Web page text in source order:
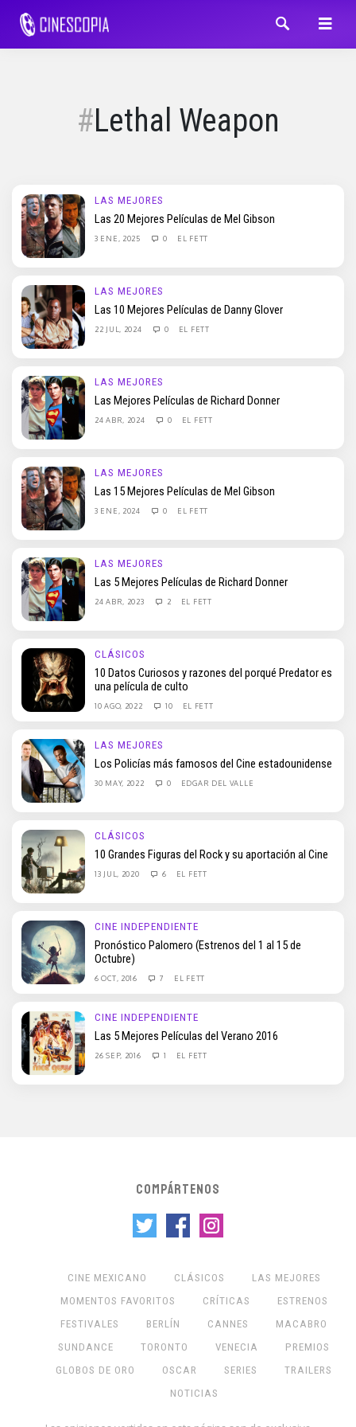
Lethal Weapon
LAS MEJORES
Las 20 Mejores Películas de Mel Gibson
3 ENE, 2025 0 EL FETT
LAS MEJORES
Las 10 Mejores Películas de Danny Glover
22 JUL, 2024 0 EL FETT
LAS MEJORES
Las Mejores Películas de Richard Donner
24 ABR, 2024 0 EL FETT
LAS MEJORES
Las 15 Mejores Películas de Mel Gibson
3 ENE, 2024 0 EL FETT
LAS MEJORES
Las 5 Mejores Películas de Richard Donner
24 ABR, 2023 2 EL FETT
CLÁSICOS
10 Datos Curiosos y razones del porqué Predator es
una película de culto
10 AGO, 2022 10 EL FETT
LAS MEJORES
Los Policías más famosos del Cine estadounidense
30 MAY, 2022 0 EDGAR DEL VALLE
CLÁSICOS
10 Grandes Figuras del Rock y su aportación al Cine
13 JUL, 2020 6 EL FETT
CINE INDEPENDIENTE
Pronóstico Palomero (Estrenos del 1 al 15 de
Octubre)
6 OCT, 2016 7 EL FETT
CINE INDEPENDIENTE
Las 5 Mejores Películas del Verano 2016
26 SEP, 2016 1 EL FETT
COMPÁRTENOS
CINE MEXICANO CLÁSICOS
LAS MEJORES
MOMENTOS FAVORITOS
CRÍTICAS
ESTRENOS
FESTIVALES
BERLÍN CANNES
MACABRO
SUNDANCE
TORONTO VENECIA
PREMIOS
GLOBOS DE ORO
OSCAR SERIES
TRAILERS
NOTICIAS